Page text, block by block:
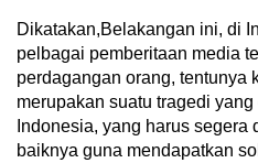
Dikatakan,Belakangan ini, di
pelbagai pemberitaan media
perdagangan orang, tentunya
merupakan suatu tragedi
Indonesia, yang harus
baiknya guna mendapatkan